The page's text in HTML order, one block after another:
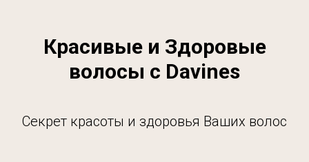
Красивые и Здоровые
волосы с Davines
Секрет красоты и здоровья Ваших волос